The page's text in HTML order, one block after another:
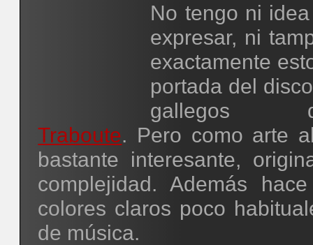
No tengo ni
expresar, ni
exactamente
portada del
gallegos
Traboute. Pero como arte
bastante interesante,
complejidad. Además
colores claros poco
de música.